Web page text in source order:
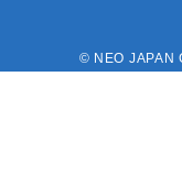
© NEO JAPAN